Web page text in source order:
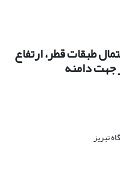
طبقات قطر، ارتفاع
جهت دامنه
تبریز